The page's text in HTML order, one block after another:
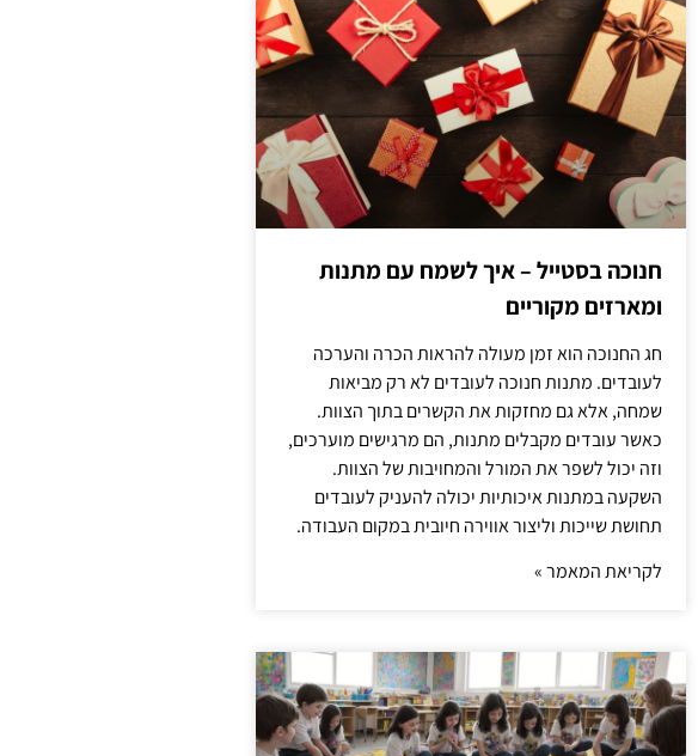
חנוכה בסטייל – איך לשמח עם מתנות
ומארזים מקוריים
חג החנוכה הוא זמן מעולה להראות הכרה והערכה
לעובדים. מתנות חנוכה לעובדים לא רק מביאות
שמחה, אלא גם מחזקות את הקשרים בתוך הצוות.
כאשר עובדים מקבלים מתנות, הם מרגישים מוערכים,
וזה יכול לשפר את המורל והמחויבות של הצוות.
השקעה במתנות איכותיות יכולה להעניק לעובדים
תחושת שייכות וליצור אווירה חיובית במקום העבודה.
לקריאת המאמר »